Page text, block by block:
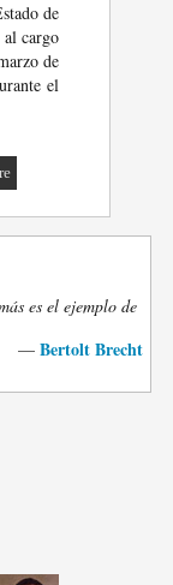
de
cargo
de
el
es el ejemplo de
— Bertolt Brecht